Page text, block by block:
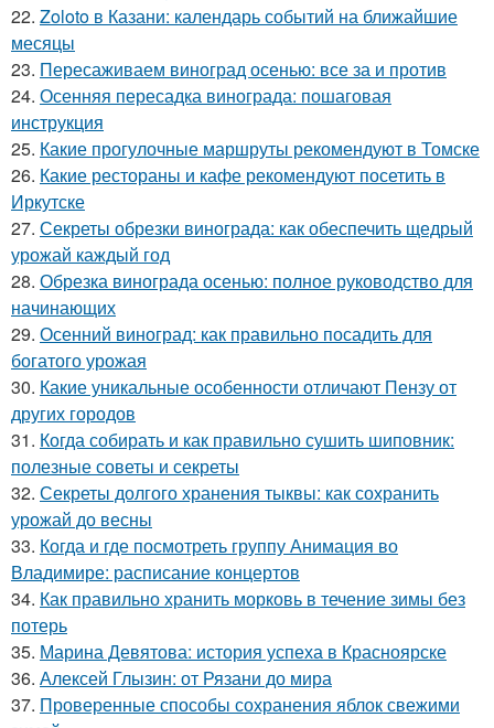
22. Zoloto в Казани: календарь событий на ближайшие
месяцы
23. Пересаживаем виноград осенью: все за и против
24. Осенняя пересадка винограда: пошаговая
инструкция
25. Какие прогулочные маршруты рекомендуют в Томске
26. Какие рестораны и кафе рекомендуют посетить в
Иркутске
27. Секреты обрезки винограда: как обеспечить щедрый
урожай каждый год
28. Обрезка винограда осенью: полное руководство для
начинающих
29. Осенний виноград: как правильно посадить для
богатого урожая
30. Какие уникальные особенности отличают Пензу от
других городов
31. Когда собирать и как правильно сушить шиповник:
полезные советы и секреты
32. Секреты долгого хранения тыквы: как сохранить
урожай до весны
33. Когда и где посмотреть группу Анимация во
Владимире: расписание концертов
34. Как правильно хранить морковь в течение зимы без
потерь
35. Марина Девятова: история успеха в Красноярске
36. Алексей Глызин: от Рязани до мира
37. Проверенные способы сохранения яблок свежими